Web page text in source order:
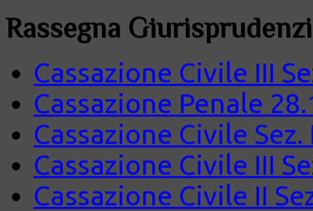
Rassegna
Cassazione Civile III
Cassazione Penale
Cassazione Civile
Cassazione Civile III
Cassazione Civile II